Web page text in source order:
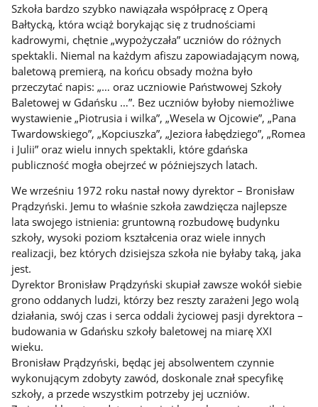
Szkoła bardzo szybko nawiązała współpracę z Operą
Bałtycką, która wciąż borykając się z trudnościami
kadrowymi, chętnie „wypożyczała” uczniów do różnych
spektakli. Niemal na każdym afiszu zapowiadającym nową,
baletową premierą, na końcu obsady można było
przeczytać napis: „… oraz uczniowie Państwowej Szkoły
Baletowej w Gdańsku …”. Bez uczniów byłoby niemożliwe
wystawienie „Piotrusia i wilka”, „Wesela w Ojcowie”, „Pana
Twardowskiego”, „Kopciuszka”, „Jeziora łabędziego”, „Romea
i Julii” oraz wielu innych spektakli, które gdańska
publiczność mogła obejrzeć w późniejszych latach.
We wrześniu 1972 roku nastał nowy dyrektor – Bronisław
Prądzyński. Jemu to właśnie szkoła zawdzięcza najlepsze
lata swojego istnienia: gruntowną rozbudowę budynku
szkoły, wysoki poziom kształcenia oraz wiele innych
realizacji, bez których dzisiejsza szkoła nie byłaby taką, jaka
jest.
Dyrektor Bronisław Prądzyński skupiał zawsze wokół siebie
grono oddanych ludzi, którzy bez reszty zarażeni Jego wolą
działania, swój czas i serca oddali życiowej pasji dyrektora –
budowania w Gdańsku szkoły baletowej na miarę XXI
wieku.
Bronisław Prądzyński, będąc jej absolwentem czynnie
wykonującym zdobyty zawód, doskonale znał specyfikę
szkoły, a przede wszystkim potrzeby jej uczniów.